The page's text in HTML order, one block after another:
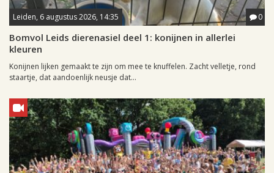
Leiden, 6 augustus 2026, 14:35 0
Bomvol Leids dierenasiel deel 1: konijnen in allerlei
kleuren
Konijnen lijken gemaakt te zijn om mee te knuffelen. Zacht velletje, rond
staartje, dat aandoenlijk neusje dat...